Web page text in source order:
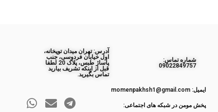
ﺷﻤﺎره ﺗﻤﺎس:
09022849757
آدرس: تهران میدان توپخانه،
اول خیابان فردوسی، جنب
پاساژ طبس، پلاک 20 لطفا
قبل از اینکه تشریف بیارید
تماس بگیرید.
ایمیل: momenpakhsh1@gmail.com
پخش مومن در شبکه های اجتماعی: